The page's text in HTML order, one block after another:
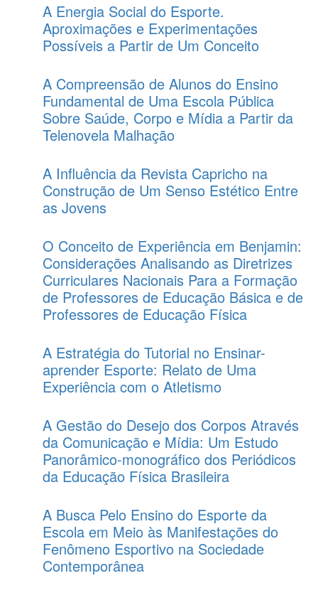
A Energia Social do Esporte.
Aproximações e Experimentações
Possíveis a Partir de Um Conceito
A Compreensão de Alunos do Ensino
Fundamental de Uma Escola Pública
Sobre Saúde, Corpo e Mídia a Partir da
Telenovela Malhação
A Influência da Revista Capricho na
Construção de Um Senso Estético Entre
as Jovens
O Conceito de Experiência em Benjamin:
Considerações Analisando as Diretrizes
Curriculares Nacionais Para a Formação
de Professores de Educação Básica e de
Professores de Educação Física
A Estratégia do Tutorial no Ensinar-
aprender Esporte: Relato de Uma
Experiência com o Atletismo
A Gestão do Desejo dos Corpos Através
da Comunicação e Mídia: Um Estudo
Panorâmico-monográfico dos Periódicos
da Educação Física Brasileira
A Busca Pelo Ensino do Esporte da
Escola em Meio às Manifestações do
Fenômeno Esportivo na Sociedade
Contemporânea